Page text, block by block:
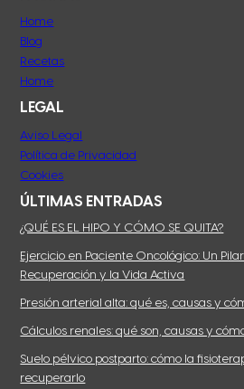
Home
Blog
Recetas
Home
LEGAL
Aviso Legal
Política de Privacidad
Cookies
ÚLTIMAS ENTRADAS
¿QUÉ ES EL HIPO Y CÓMO SE QUITA?
Ejercicio en Paciente Oncológico: Un
Recuperación y la Vida Activa
Presión arterial alta: qué es, causas y
Cálculos renales: qué son, causas y
Suelo pélvico postparto: cómo la
recuperarlo